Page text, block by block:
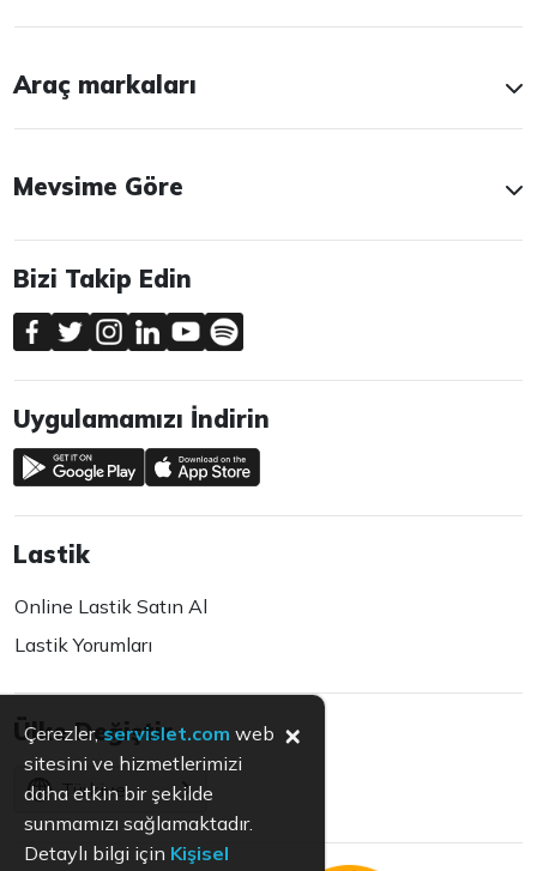
Araç markaları
Mevsime Göre
Bizi Takip Edin
Uygulamamızı İndirin
Lastik
Online Lastik Satın Al
Lastik Yorumları
Ülke Değiştir
Türkiye
Çerezler, servislet.com web
sitesini ve hizmetlerimizi
daha etkin bir şekilde
sunmamızı sağlamaktadır.
Detaylı bilgi için Kişisel
×